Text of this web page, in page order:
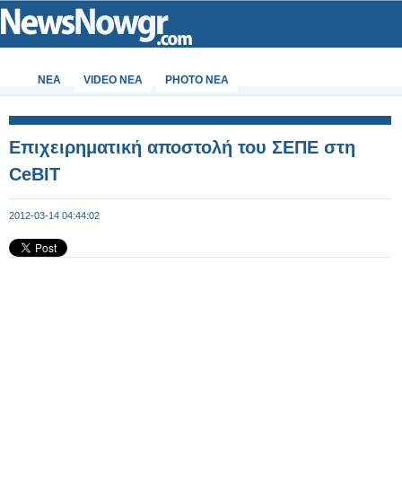
ΝΕΑ VIDEO NEA PHOTO NEA
Επιχειρηματική αποστολή του ΣΕΠΕ στη
CeBIT
2012-03-14 04:44:02